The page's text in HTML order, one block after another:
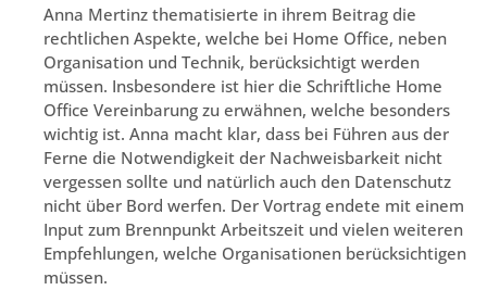
Anna Mertinz thematisierte in ihrem Beitrag die
rechtlichen Aspekte, welche bei Home Office, neben
Organisation und Technik, berücksichtigt werden
müssen. Insbesondere ist hier die Schriftliche Home
Office Vereinbarung zu erwähnen, welche besonders
wichtig ist. Anna macht klar, dass bei Führen aus der
Ferne die Notwendigkeit der Nachweisbarkeit nicht
vergessen sollte und natürlich auch den Datenschutz
nicht über Bord werfen. Der Vortrag endete mit einem
Input zum Brennpunkt Arbeitszeit und vielen weiteren
Empfehlungen, welche Organisationen berücksichtigen
müssen.